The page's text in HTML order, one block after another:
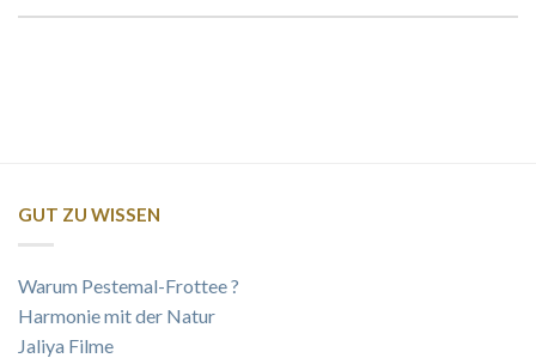
GUT ZU WISSEN
Warum Pestemal-Frottee ?
Harmonie mit der Natur
Jaliya Filme